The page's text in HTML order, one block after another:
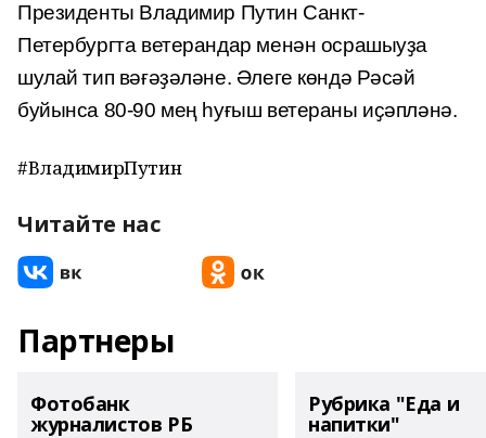
Президенты Владимир Путин Санкт-
Петербургта ветерандар менән осрашыуҙа
шулай тип вәғәҙәләне. Әлеге көндә Рәсәй
буйынса 80-90 мең һуғыш ветераны иҫәпләнә.
#ВладимирПутин
Читайте нас
Партнеры
Фотобанк
журналистов РБ
Рубрика "Еда и
напитки"